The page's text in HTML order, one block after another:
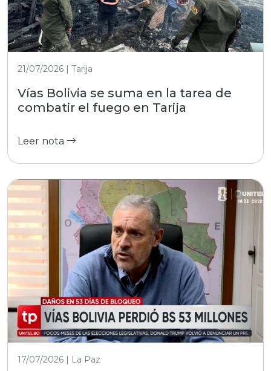
21/07/2026 | Tarija
Vías Bolivia se suma en la tarea de
combatir el fuego en Tarija
Leer nota
17/07/2026 | La Paz